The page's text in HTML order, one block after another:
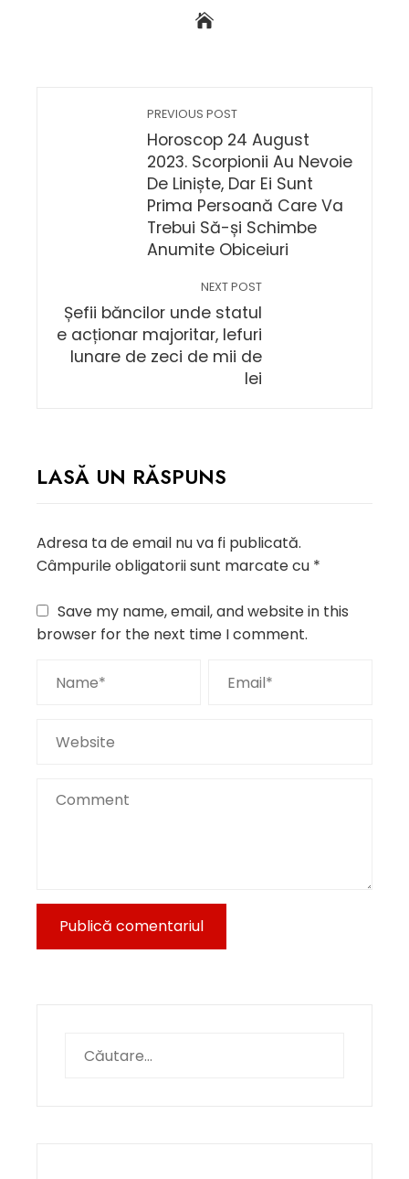
PREVIOUS POST
Horoscop 24 August
2023. Scorpionii Au Nevoie
De Liniște, Dar Ei Sunt
Prima Persoană Care Va
Trebui Să-și Schimbe
Anumite Obiceiuri
NEXT POST
Șefii băncilor unde statul
e acționar majoritar, lefuri
lunare de zeci de mii de
lei
LASĂ UN RĂSPUNS
Adresa ta de email nu va fi publicată.
Câmpurile obligatorii sunt marcate cu *
Save my name, email, and website in this
browser for the next time I comment.
după: